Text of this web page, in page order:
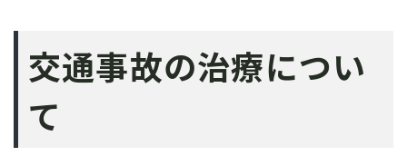
交通事故の治療につい
て